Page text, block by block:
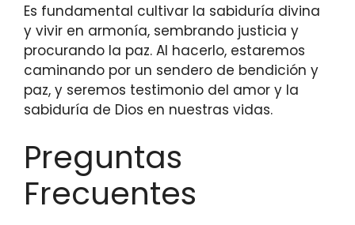
Es fundamental cultivar la sabiduría divina
y vivir en armonía, sembrando justicia y
procurando la paz. Al hacerlo, estaremos
caminando por un sendero de bendición y
paz, y seremos testimonio del amor y la
sabiduría de Dios en nuestras vidas.
Preguntas
Frecuentes